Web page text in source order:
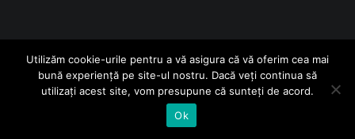
Utilizăm cookie-urile pentru a vă asigura că vă oferim cea mai
bună experiență pe site-ul nostru. Dacă veți continua să
utilizați acest site, vom presupune că sunteți de acord.
Ok